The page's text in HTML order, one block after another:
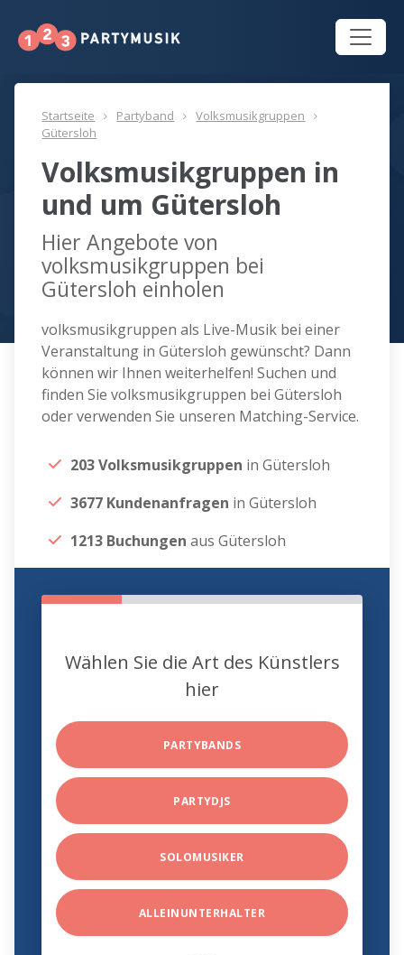
Startseite Partyband
Volksmusikgruppen
Gütersloh
Volksmusikgruppen in
und um Gütersloh
Hier Angebote von
volksmusikgruppen bei
Gütersloh einholen
volksmusikgruppen als Live-Musik bei einer
Veranstaltung in Gütersloh gewünscht? Dann
können wir Ihnen weiterhelfen! Suchen und
finden Sie volksmusikgruppen bei Gütersloh
oder verwenden Sie unseren Matching-Service.
203 Volksmusikgruppen in Gütersloh
3677 Kundenanfragen in Gütersloh
1213 Buchungen aus Gütersloh
Wählen Sie die Art des Künstlers
hier
PARTYBANDS
PARTYDJS
SOLOMUSIKER
ALLEINUNTERHALTER